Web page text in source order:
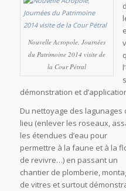
Nouvelle Acropole, Journées
du Patrimoine 2014 visite de
la Cour Pétral
démonstration et
Du nettoyage des lagunages
lieu (enlever les roseaux,
les étendues d’eau pour
permettre à la faune et à la
de revivre…) en passant un
chantier de plomberie,
de vitres et surtout